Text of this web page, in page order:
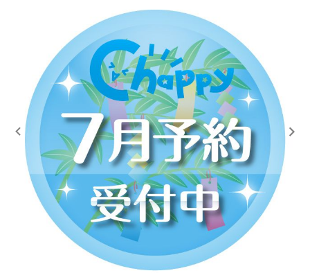
入荷スケジュールをチェック
カプセルトイマシン本体
カプセルトイ
販促用空カプセル
レンタル
景品・玩具・文具
販促用カプセルトイ